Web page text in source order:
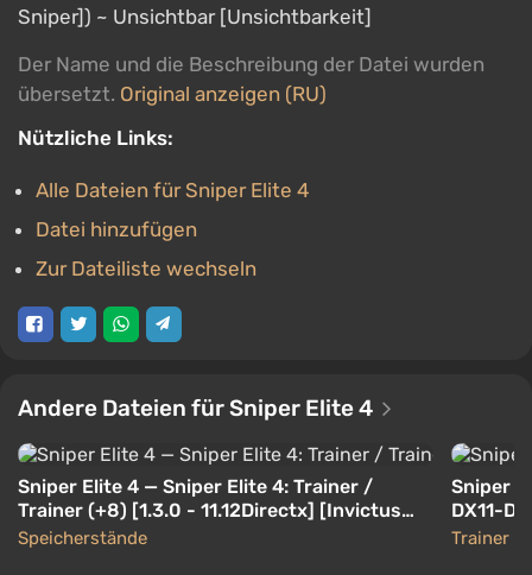
Sniper]) ~ Unsichtbar [Unsichtbarkeit]
Der Name und die Beschreibung der Datei wurden
übersetzt. Original anzeigen (RU)
Nützliche Links:
Alle Dateien für Sniper Elite 4
Datei hinzufügen
Zur Dateiliste wechseln
Andere Dateien für Sniper Elite 4
Sniper Elite 4 — Sniper Elite 4: Trainer /
Trainer (+8) [1.3.0 - 11.12Directx] [Invictus
Orcus / Hog]
Speicherstände
Sniper
DX11-
Trainer